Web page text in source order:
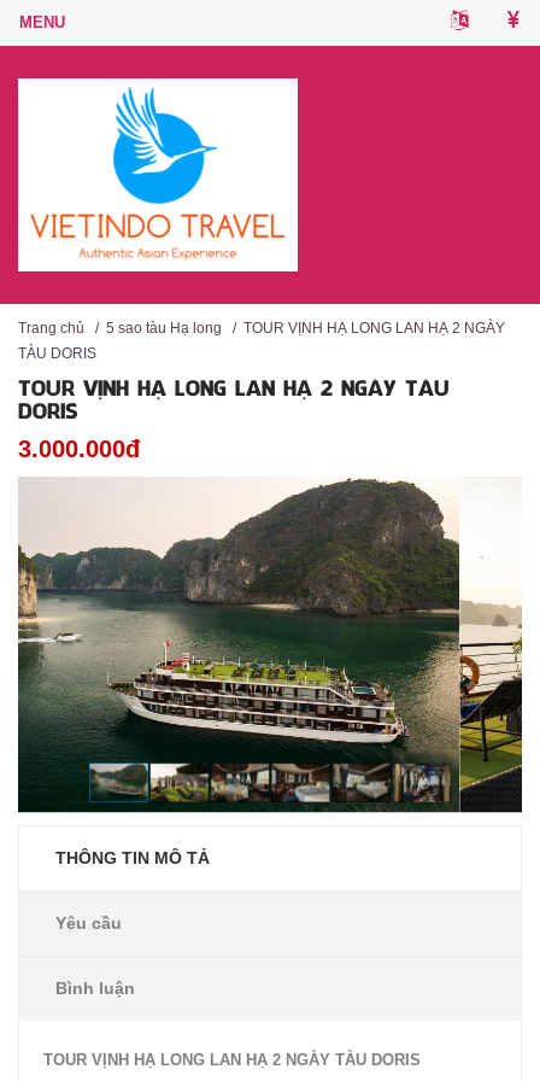
Trang chủ / 5 sao tàu Hạ long / TOUR VỊNH HẠ LONG LAN HẠ 2 NGÀY
TÀU DORIS
TOUR VỊNH HẠ LONG LAN HẠ 2 NGÀY TÀU
DORIS
3.000.000đ
THÔNG TIN MÔ TẢ
Yêu cầu
Bình luận
TOUR VỊNH HẠ LONG LAN HẠ 2 NGÀY TÀU DORIS